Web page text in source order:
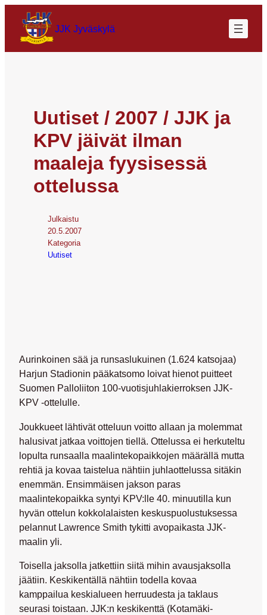
JJK Jyväskylä
Uutiset / 2007 / JJK ja
KPV jäivät ilman
maaleja fyysisessä
ottelussa
Julkaistu
20.5.2007
Kategoria
Uutiset
Aurinkoinen sää ja runsaslukuinen (1.624 katsojaa)
Harjun Stadionin pääkatsomo loivat hienot puitteet
Suomen Palloliiton 100-vuotisjuhlakierroksen JJK-
KPV -ottelulle.
Joukkueet lähtivät otteluun voitto allaan ja molemmat
halusivat jatkaa voittojen tiellä. Ottelussa ei herkuteltu
lopulta runsaalla maalintekopaikkojen määrällä mutta
rehtiä ja kovaa taistelua nähtiin juhlaottelussa sitäkin
enemmän. Ensimmäisen jakson paras
maalintekopaikka syntyi KPV:lle 40. minuutilla kun
hyvän ottelun kokkolalaisten keskuspuolustuksessa
pelannut Lawrence Smith tykitti avopaikasta JJK-
maalin yli.
Toisella jaksolla jatkettiin siitä mihin avausjaksolla
jäätiin. Keskikentällä nähtiin todella kovaa
kamppailua keskialueen herruudesta ja taklaus
seurasi toistaan. JJK:n keskikenttä (Kotamäki-